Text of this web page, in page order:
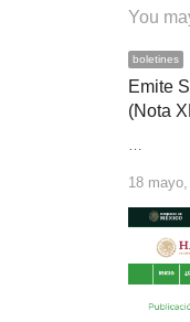
You
boletines
Emite
(Nota
…
18